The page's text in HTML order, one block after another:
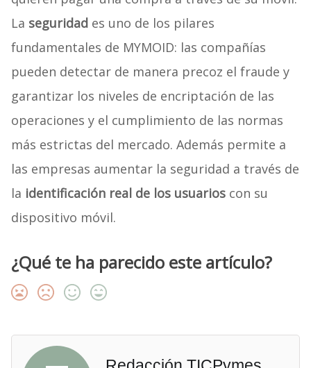
La seguridades uno de los pilares
fundamentales de MYMOID: las compañías
pueden detectar de manera precoz el fraude y
garantizar los niveles de encriptación de las
operaciones y el cumplimiento de las normas
más estrictas del mercado. Además permite a
las empresas aumentar la seguridad a través de
la identificación real de los usuarioscon su
dispositivo móvil.
¿Qué te ha parecido este artículo?